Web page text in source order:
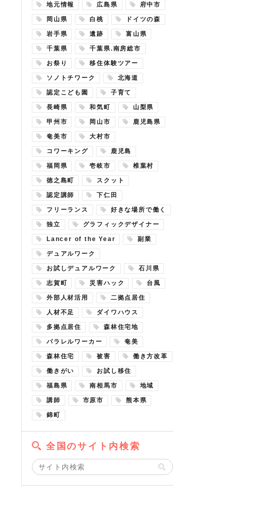
地元情報 広島県 府中市
岡山県 白桃 ドイツの森
岩手県 遺跡 富山県
千葉県 千葉県.南房総市
お祭り 移住体験ツアー
ソノトチワーク 北海道
認定こども園 子育て
長崎県 和気町 山梨県
甲州市 岡山市 鹿児島県
奄美市 大村市
コワーキング 鹿児島
福岡県 壱岐市 椎葉村
徳之島町 スクット
認定講師 下仁田
フリーランス 好きな場所で働く
独立 グラフィックデザイナー
Lancer of the Year 副業
デュアルワーク
お試しデュアルワーク 石川県
志賀町 災害ハック 台風
外部人材活用 二拠点居住
人材不足 ダイワハウス
多拠点居住 森林住宅地
パラレルワーカー 奄美
森林住宅 被害 働き方改革
働きがい お試し移住
福島県 南相馬市 地域
講師 市原市 熊本県
錦町
全国のサイト内検索